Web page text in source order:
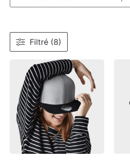
Filtré (8)